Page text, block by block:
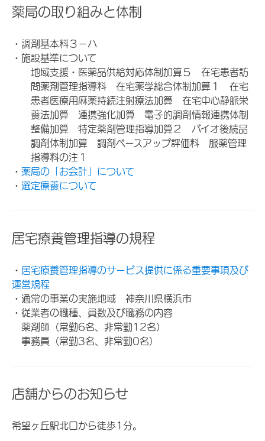
薬局の取り組みと体制
・調剤基本料３－ハ
・施設基準について
地域支援・医薬品供給対応体制加算５ 在宅患者訪
問薬剤管理指導料 在宅薬学総合体制加算１ 在宅
患者医療用麻薬持続注射療法加算 在宅中心静脈栄
養法加算 連携強化加算 電子的調剤情報連携体制
整備加算 特定薬剤管理指導加算２ バイオ後続品
調剤体制加算 調剤ベースアップ評価料 服薬管理
指導料の注１
・ 薬局の「お会計」について
・ 選定療養について
居宅療養管理指導の規程
・ 居宅療養管理指導のサービス提供に係る重要事項及び
運営規程
・通常の事業の実施地域 神奈川県横浜市
・従業者の職種、員数及び職務の内容
薬剤師（常勤6名、非常勤12名）
事務員（常勤3名、非常勤0名）
店舗からのお知らせ
希望ヶ丘駅北口から徒歩1分。